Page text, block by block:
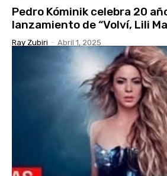
Pedro Kóminik celebra 20
lanzamiento de “Volví, Lili
Ray Zubiri - Abril 1, 2025